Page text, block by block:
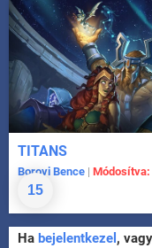
15
TITANS
Borovi Bence | Módosítva:
Ha bejelentkezel , vagy